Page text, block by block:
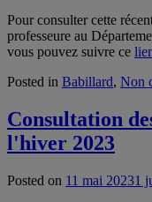
Pour consulter cette
professeure au
vous pouvez suivre ce
Posted in Babillard, Non
Consultation
l'hiver 2023
Posted on 11 mai 20231